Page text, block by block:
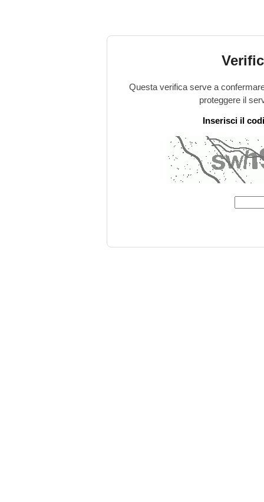
Questa verifica serve a
proteggere il
Inserisci il